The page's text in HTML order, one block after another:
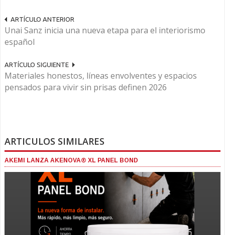
ARTÍCULO ANTERIOR
Unai Sanz inicia una nueva etapa para el interiorismo
español
ARTÍCULO SIGUIENTE
Materiales honestos, líneas envolventes y espacios
pensados para vivir sin prisas definen 2026
ARTICULOS SIMILARES
AKEMI LANZA AKENOVA® XL PANEL BOND